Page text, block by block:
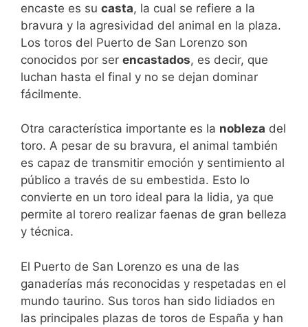
encaste es su casta, la cual se refiere a la
bravura y la agresividad del animal en la plaza.
Los toros del Puerto de San Lorenzo son
conocidos por ser encastados, es decir, que
luchan hasta el final y no se dejan dominar
fácilmente.
Otra característica importante es la nobleza del
toro. A pesar de su bravura, el animal también
es capaz de transmitir emoción y sentimiento al
público a través de su embestida. Esto lo
convierte en un toro ideal para la lidia, ya que
permite al torero realizar faenas de gran belleza
y técnica.
El Puerto de San Lorenzo es una de las
ganaderías más reconocidas y respetadas en el
mundo taurino. Sus toros han sido lidiados en
las principales plazas de toros de España y han